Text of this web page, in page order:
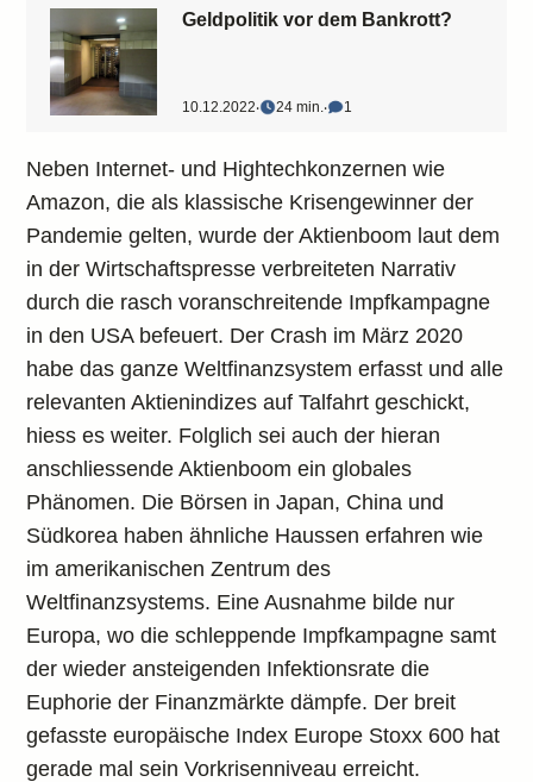
Geldpolitik vor dem Bankrott?
10.12.2022‧ 24 min.‧ 1
Neben Internet- und Hightechkonzernen wie
Amazon, die als klassische Krisengewinner der
Pandemie gelten, wurde der Aktienboom laut dem
in der Wirtschaftspresse verbreiteten Narrativ
durch die rasch voranschreitende Impfkampagne
in den USA befeuert. Der Crash im März 2020
habe das ganze Weltfinanzsystem erfasst und alle
relevanten Aktienindizes auf Talfahrt geschickt,
hiess es weiter. Folglich sei auch der hieran
anschliessende Aktienboom ein globales
Phänomen. Die Börsen in Japan, China und
Südkorea haben ähnliche Haussen erfahren wie
im amerikanischen Zentrum des
Weltfinanzsystems. Eine Ausnahme bilde nur
Europa, wo die schleppende Impfkampagne samt
der wieder ansteigenden Infektionsrate die
Euphorie der Finanzmärkte dämpfe. Der breit
gefasste europäische Index Europe Stoxx 600 hat
gerade mal sein Vorkrisenniveau erreicht.